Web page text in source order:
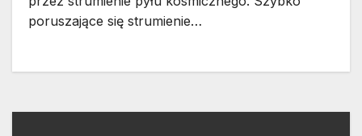
poruszające się strumienie…